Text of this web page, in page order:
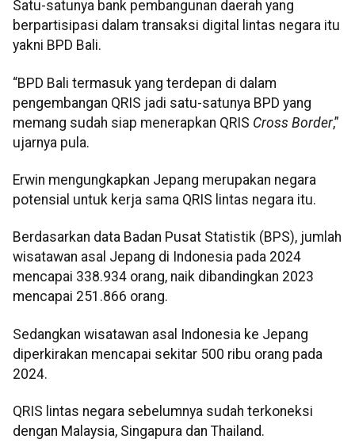
Satu-satunya bank pembangunan daerah yang
berpartisipasi dalam transaksi digital lintas negara itu
yakni BPD Bali.
“BPD Bali termasuk yang terdepan di dalam
pengembangan QRIS jadi satu-satunya BPD yang
memang sudah siap menerapkan QRIS Cross Border,”
ujarnya pula.
Erwin mengungkapkan Jepang merupakan negara
potensial untuk kerja sama QRIS lintas negara itu.
Berdasarkan data Badan Pusat Statistik (BPS), jumlah
wisatawan asal Jepang di Indonesia pada 2024
mencapai 338.934 orang, naik dibandingkan 2023
mencapai 251.866 orang.
Sedangkan wisatawan asal Indonesia ke Jepang
diperkirakan mencapai sekitar 500 ribu orang pada
2024.
QRIS lintas negara sebelumnya sudah terkoneksi
dengan Malaysia, Singapura dan Thailand.